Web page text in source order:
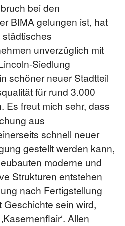
bei den
BIMA gelungen ist, hat
unverzüglich mit
Siedlung
schöner neuer Stadtteil
für rund 3.000
Es freut mich sehr, dass
aus
schnell neuer
gestellt werden kann,
moderne und
Strukturen entstehen
nach Fertigstellung
Geschichte sein wird,
Allen